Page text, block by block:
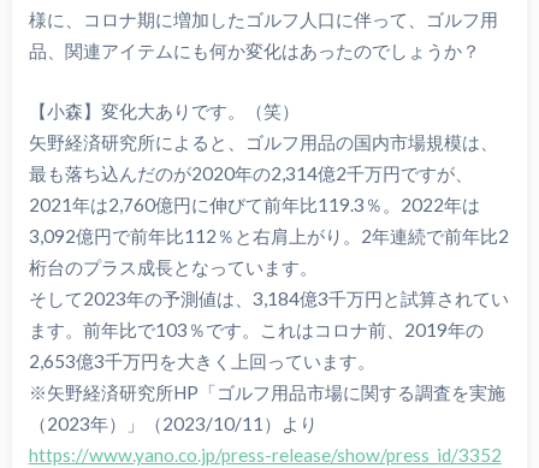
様に、コロナ期に増加したゴルフ人口に伴って、ゴルフ用
品、関連アイテムにも何か変化はあったのでしょうか？
【小森】変化大ありです。（笑）
矢野経済研究所によると、ゴルフ用品の国内市場規模は、
最も落ち込んだのが2020年の2,314億2千万円ですが、
2021年は2,760億円に伸びて前年比119.3％。2022年は
3,092億円で前年比112％と右肩上がり。2年連続で前年比2
桁台のプラス成長となっています。
そして2023年の予測値は、3,184億3千万円と試算されてい
ます。前年比で103％です。これはコロナ前、2019年の
2,653億3千万円を大きく上回っています。
※矢野経済研究所HP「ゴルフ用品市場に関する調査を実施
（2023年）」（2023/10/11）より
https://www.yano.co.jp/press-release/show/press_id/3352